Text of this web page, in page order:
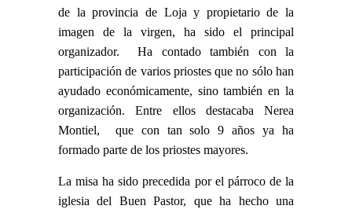
de la provincia de Loja y propietario de la
imagen de la virgen, ha sido el principal
organizador. Ha contado también con la
participación de varios priostes que no sólo han
ayudado económicamente, sino también en la
organización. Entre ellos destacaba Nerea
Montiel, que con tan solo 9 años ya ha
formado parte de los priostes mayores.
La misa ha sido precedida por el párroco de la
iglesia del Buen Pastor, que ha hecho una